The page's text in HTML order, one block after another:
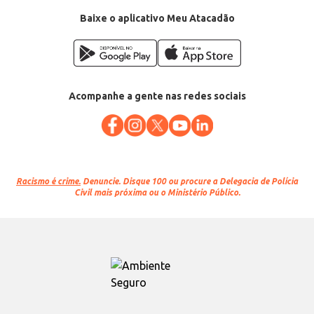
Baixe o aplicativo Meu Atacadão
Acompanhe a gente nas redes sociais
Racismo é crime. Denuncie. Disque 100 ou procure a Delegacia de Polícia
Civil mais próxima ou o Ministério Público.